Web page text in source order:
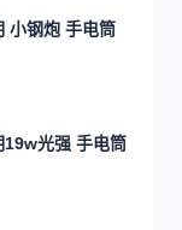
小钢炮 手电筒
光强 手电筒